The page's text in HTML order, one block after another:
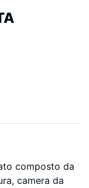
composto da
camera da